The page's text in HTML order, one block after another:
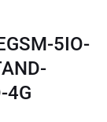
5IO-
4G